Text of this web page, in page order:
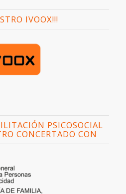
IVOOX!!!
PSICOSOCIAL
CONCERTADO CON